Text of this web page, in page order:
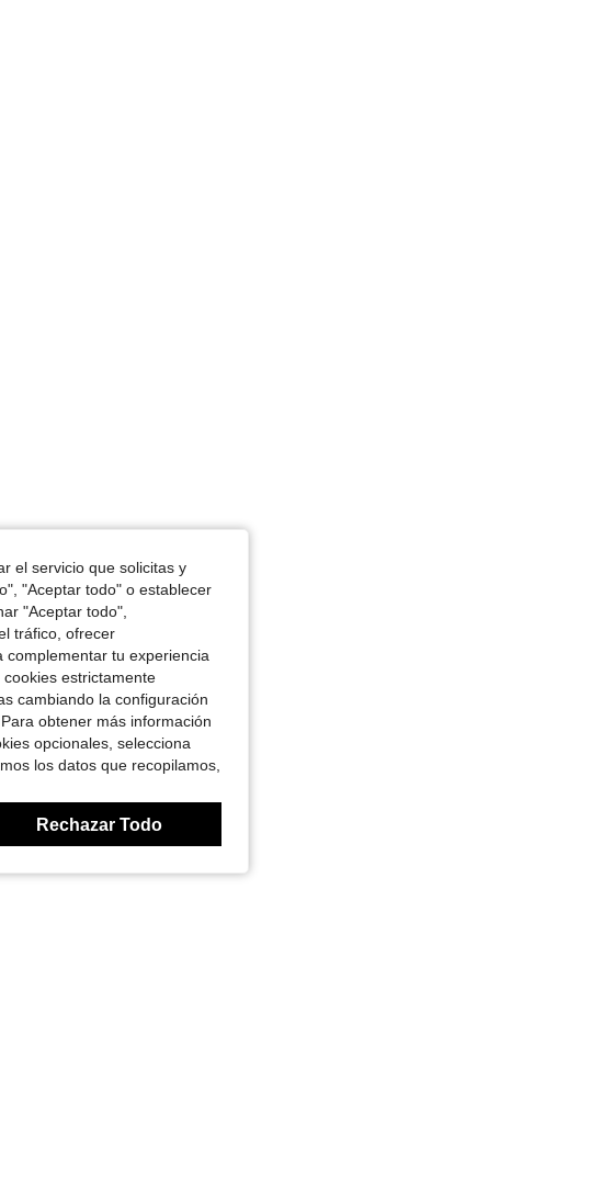
in, Cintura: 72 cm / 28 in, Busto: 97 cm / 38 in, Color: Rojo, Talla: L
91 cm / 36 in, Forma del cuerpo: Manzana, Color: Verde Oscuro, Talla: M
el servicio que solicitas y
"Aceptar todo" o establecer
"Aceptar todo",
tráfico, ofrecer
tu experiencia
estrictamente
cambiando la configuración
obtener más información
opcionales, selecciona
los datos que recopilamos,
Rechazar Todo